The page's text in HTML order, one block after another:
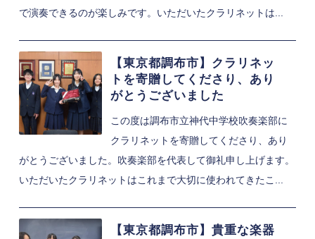
で演奏できるのが楽しみです。いただいたクラリネットは...
【東京都調布市】クラリネッ
トを寄贈してくださり、あり
がとうございました
この度は調布市立神代中学校吹奏楽部に
クラリネットを寄贈してくださり、あり
がとうございました。吹奏楽部を代表して御礼申し上げます。
いただいたクラリネットはこれまで大切に使われてきたこ...
【東京都調布市】貴重な楽器